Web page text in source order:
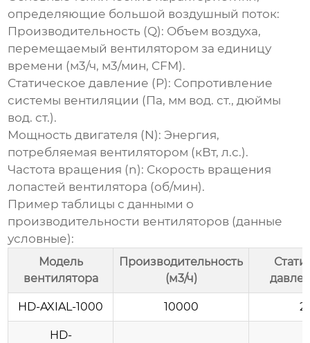
определяющие большой воздушный поток:
Производительность (Q): Объем воздуха,
перемещаемый вентилятором за единицу
времени (м3/ч, м3/мин, CFM).
Статическое давление (P): Сопротивление
системы вентиляции (Па, мм вод. ст., дюймы
вод. ст.).
Мощность двигателя (N): Энергия,
потребляемая вентилятором (кВт, л.с.).
Частота вращения (n): Скорость вращения
лопастей вентилятора (об/мин).
Пример таблицы с данными о
производительности вентиляторов (данные
условные):
Модель
вентилятора
Производительность
(м3/ч)
HD-AXIAL-1000 10000
HD-